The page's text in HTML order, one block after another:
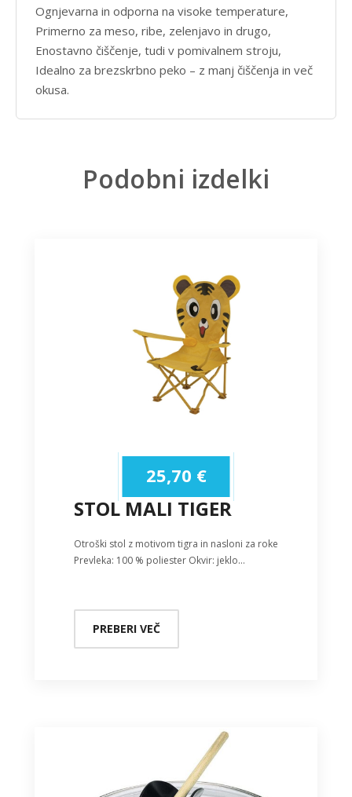
Ognjevarna in odporna na visoke temperature,
Primerno za meso, ribe, zelenjavo in drugo,
Enostavno čiščenje, tudi v pomivalnem stroju,
Idealno za brezskrbno peko – z manj čiščenja in več
okusa.
Podobni izdelki
STOL MALI TIGER
25,70 €
Otroški stol z motivom tigra in nasloni za roke
Prevleka: 100 % poliester Okvir: jeklo…
PREBERI VEČ